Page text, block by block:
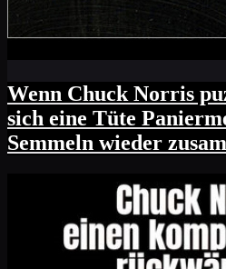
Wenn Chuck Norris
sich eine Tüte
Semmeln wieder